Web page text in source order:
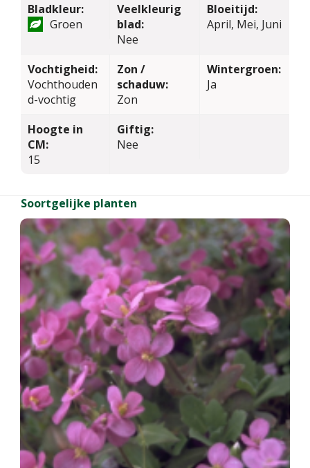
Bladkleur:
Groen
Veelkleurig
blad:
Nee
Bloeitijd:
April, Mei, Juni
Vochtigheid:
Vochthouden
d-vochtig
Zon /
schaduw:
Zon
Wintergroen:
Ja
Hoogte in
CM:
15
Giftig:
Nee
Soortgelijke planten